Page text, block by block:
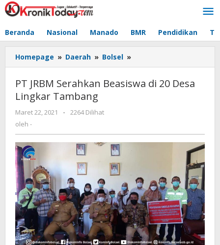
Lewati
ke
Beranda Nasional Manado BMR Pendidikan
Homepage » Daerah » Bolsel »
JRBM
Serahkan
Beasiswa
PT JRBM Serahkan Beasiswa di 20 Desa
Lingkar Tambang
Maret 22, 2021
oleh
-
2264 Dilihat
oleh -